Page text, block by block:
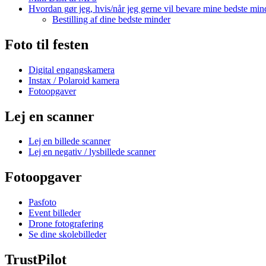
Hvordan gør jeg, hvis/når jeg gerne vil bevare mine bedste
Bestilling af dine bedste minder
Foto til festen
Digital engangskamera
Instax / Polaroid kamera
Fotoopgaver
Lej en scanner
Lej en billede scanner
Lej en negativ / lysbillede scanner
Fotoopgaver
Pasfoto
Event billeder
Drone fotografering
Se dine skolebilleder
TrustPilot